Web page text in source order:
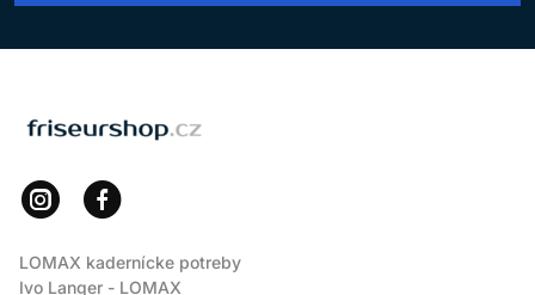
LOMAX kadernícke potreby
Ivo Langer - LOMAX